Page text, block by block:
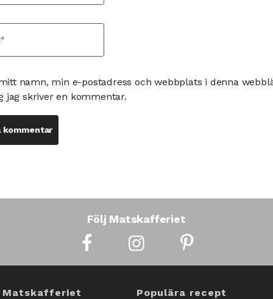
namn, min e-postadress och webbplats i denna
jag skriver en kommentar.
Följ Matskafferiet
Matskafferiet
Populära recept